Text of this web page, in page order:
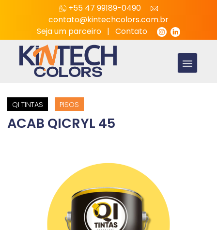
+55 47 99189-0490
contato@kintechcolors.com.br
Seja um parceiro | Contato
QI TINTAS PISOS
ACAB QICRYL 45